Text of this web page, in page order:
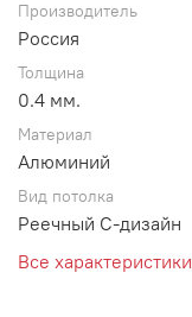
Производитель
Россия
Толщина
0.4 мм.
Материал
Алюминий
Вид потолка
Реечный С-дизайн
Все характеристики